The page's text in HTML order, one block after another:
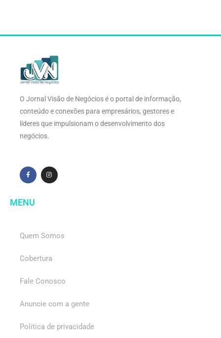
O Jornal Visão de Negócios é o portal de informação,
conteúdo e conexões para empresários, gestores e
líderes que impulsionam o desenvolvimento dos
negócios.
MENU
Quem Somos
Cobertura
Fale Conosco
Anuncie com a gente
Política de privacidade